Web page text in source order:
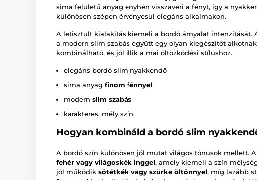
sima felületű anyag enyhén visszaveri a fényt, így a
különösen szépen érvényesül elegáns alkalmakon.
A letisztult kialakítás kiemeli a bordó árnyalat intenzitását.
a modern slim szabás együtt egy olyan kiegészítőt
kombinálható, és jól illik a mai öltözködési stílushoz.
elegáns bordó slim nyakkendő
sima anyag finom fénnyel
modern slim szabás
karakteres, mély szín
Hogyan kombináld a bordó slim
A bordó szín különösen jól mutat világos tónusok mellett.
fehér vagy világoskék inggel, amely kiemeli a szín
jól működik sötétkék vagy szürke öltönnyel, míg lazább